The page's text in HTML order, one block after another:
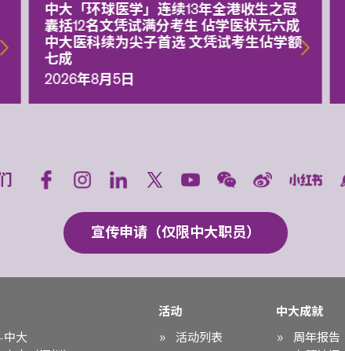
中大「环球医学」连续13年全港收生之冠
囊括12名文凭试满分考生 佔学医状元六成
中大医科续为尖子首选 文凭试考生佔学额
七成
2026年8月5日
宣传申请（仅限中大职员）
中大
活动
活动列表
中大成就
周年报告